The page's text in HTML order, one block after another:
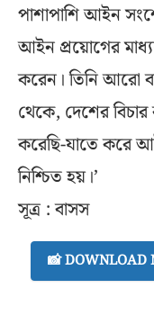
পাশাপাশি আইন
আইন প্রয়োগের
করেন। তিনি আরো
থেকে, দেশের
করেছি-যাতে করে
নিশ্চিত হয়।’
সূত্র : বাসস
📸 DOWNLOAD